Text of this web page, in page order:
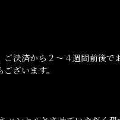
決済から２～４週間前後で
ざいます。